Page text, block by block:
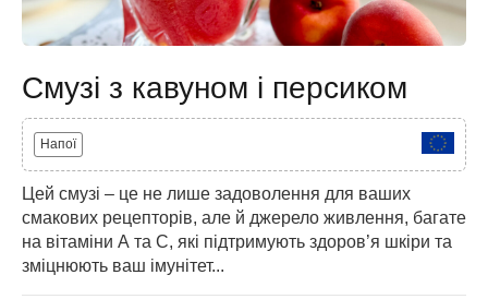
Смузі з кавуном і персиком
Напої
Цей смузі – це не лише задоволення для ваших
смакових рецепторів, але й джерело живлення, багате
на вітаміни А та С, які підтримують здоров’я шкіри та
зміцнюють ваш імунітет...